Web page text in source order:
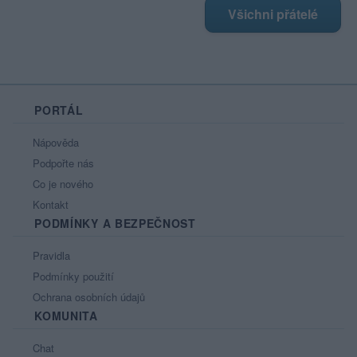
Všichni přátelé
PORTÁL
Nápověda
Podpořte nás
Co je nového
Kontakt
PODMÍNKY A BEZPEČNOST
Pravidla
Podmínky použití
Ochrana osobních údajů
KOMUNITA
Chat